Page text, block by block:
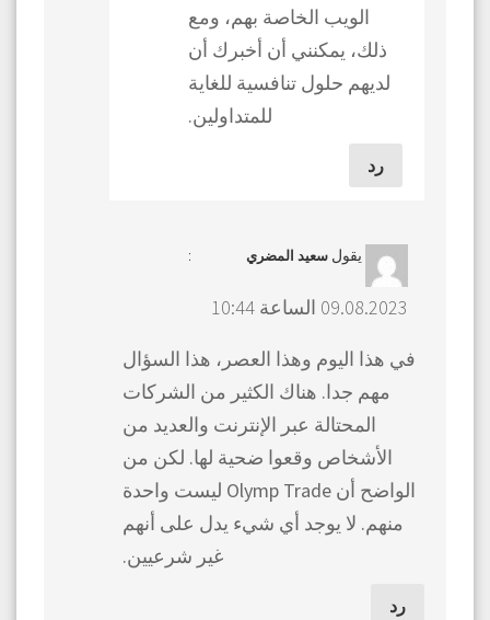
الويب الخاصة بهم، ومع
ذلك، يمكنني أن أخبرك أن
لديهم حلول تنافسية للغاية
للمتداولين.
رد
يقول سعيد المضري :
09.08.2023 الساعة 10:44
في هذا اليوم وهذا العصر، هذا السؤال
مهم جدا. هناك الكثير من الشركات
المحتالة عبر الإنترنت والعديد من
الأشخاص وقعوا ضحية لها. لكن من
الواضح أن Olymp Trade ليست واحدة
منهم. لا يوجد أي شيء يدل على أنهم
غير شرعيين.
رد